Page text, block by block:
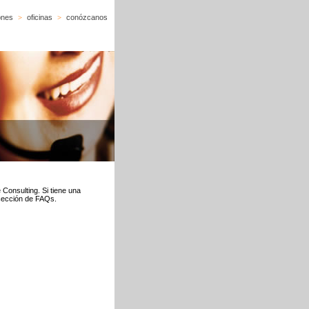
> oficinas > conózcanos
Si tiene una
de FAQs.